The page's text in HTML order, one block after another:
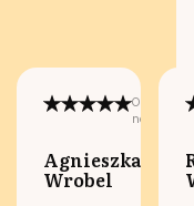
na:
Agnieszka
Wrobel